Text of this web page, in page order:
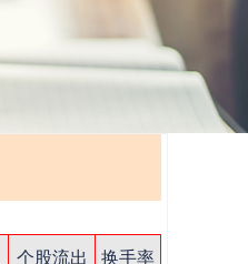
个股流出
换手率